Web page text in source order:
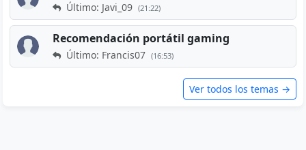
Último: Javi_09 (21:22)
Recomendación portátil gaming
Último: Francis07 (16:53)
Ver todos los temas →